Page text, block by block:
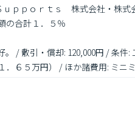
ｐｐｏｒｔｓ　株式会社・株
の合計１．５％
/ 敷引・償却: 120,000円 / 条件
６５万円） / ほか諸費用: ミニ